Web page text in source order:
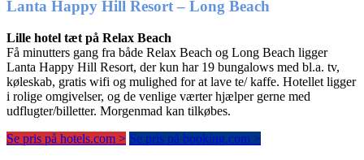
Lanta Happy Hill Resort – Long Beach
Lille hotel tæt på Relax Beach
Få minutters gang fra både Relax Beach og Long Beach ligger
Lanta Happy Hill Resort, der kun har 19 bungalows med bl.a. tv,
køleskab, gratis wifi og mulighed for at lave te/ kaffe. Hotellet ligger
i rolige omgivelser, og de venlige værter hjælper gerne med
udflugter/billetter. Morgenmad kan tilkøbes.
Se pris på hotels.com > Se pris på booking.com >